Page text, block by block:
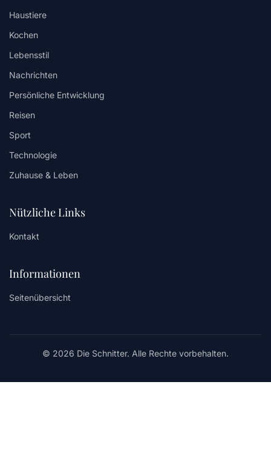
Haustiere
Kochen
Lebensstil
Nachrichten
Persönliche Entwicklung
Reisen
Sport
Technologie
Zuhause & Leben
Nützliche Links
Kontakt
Informationen
Seitenübersicht
© 2026 Die Schnitter. Alle Rechte vorbehalten.